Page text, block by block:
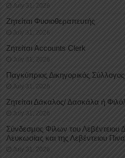
July 31, 2026
Ζητείται Φυσιοθεραπευτής
July 31, 2026
Ζητείται Accounts Clerk
July 31, 2026
Παγκύπριος Δικηγορικός
July 31, 2026
Ζητείται Δάκαλος/ Δασκάλα ή
July 31, 2026
Σύνδεσμος Φίλων του Λεβέντειου
Λευκωσίας και της Λεβέντειου
July 31, 2026